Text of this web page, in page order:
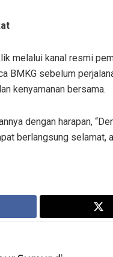
melalui kanal resmi
BMKG sebelum
kenyamanan bersama.
dengan harapan,
berlangsung selamat,